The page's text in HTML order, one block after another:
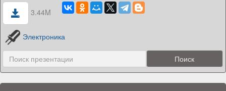
3.44M
Электроника